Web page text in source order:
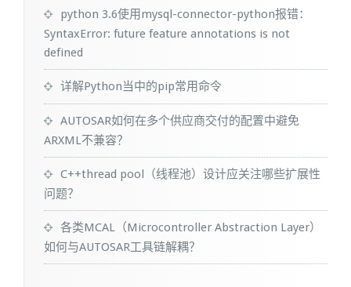
python 3.6使用mysql-connector-python报错：
SyntaxError: future feature annotations is not
defined
详解Python当中的pip常用命令
AUTOSAR如何在多个供应商交付的配置中避免
ARXML不兼容？
C++thread pool（线程池）设计应关注哪些扩展性
问题？
各类MCAL（Microcontroller Abstraction Layer）
如何与AUTOSAR工具链解耦？